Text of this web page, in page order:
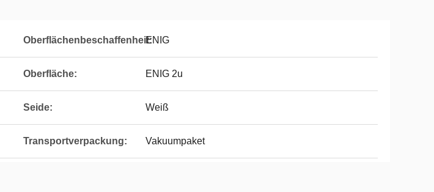
Oberflächenbeschaffenheit:ENIG
Oberfläche: ENIG 2u
Seide: Weiß
Transportverpackung: Vakuumpaket